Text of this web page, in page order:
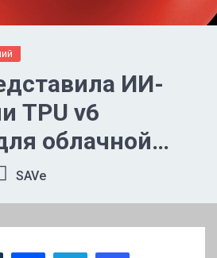
ИИ-
TPU v6
облачной
GCP
SAVe